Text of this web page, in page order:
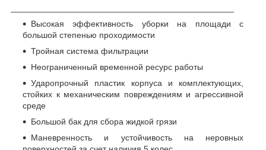
Высокая эффективность уборки на площади c
большой степенью проходимости
Тройная система фильтрации
Неограниченный временной ресурс работы
Ударопрочный пластик корпуса и комплектующих,
стойких к механическим повреждениям и агрессивной
среде
Большой бак для сбора жидкой грязи
Маневренность и устойчивость на неровных